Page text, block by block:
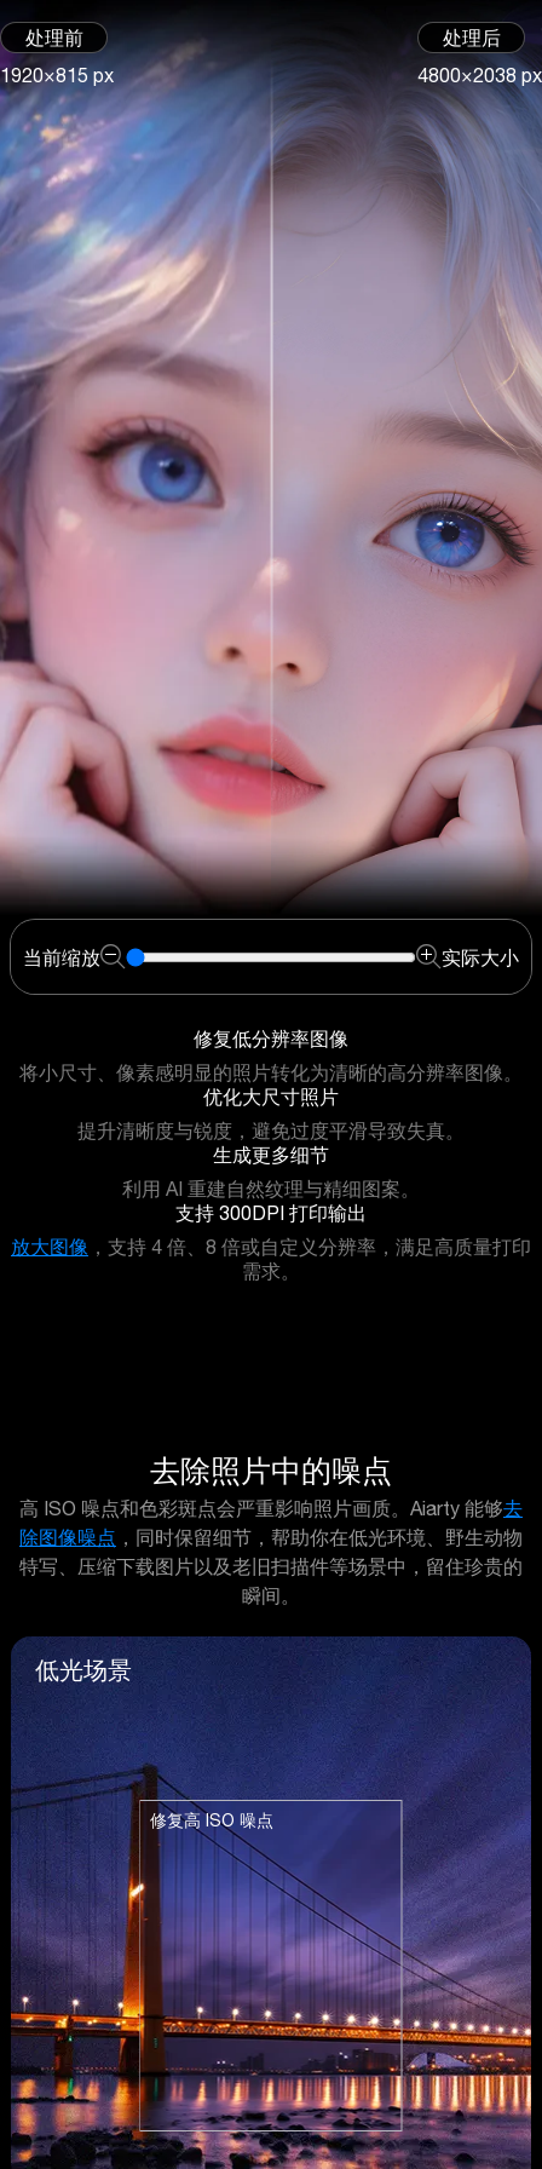
处理前
1920×815 px
处理后
4800×2038 px
当前缩放 实际大小
修复低分辨率图像
将小尺寸、像素感明显的照片转化为清晰的高分辨率图像。
优化大尺寸照片
提升清晰度与锐度，避免过度平滑导致失真。
生成更多细节
利用 AI 重建自然纹理与精细图案。
支持 300DPI 打印输出
放大图像 ，支持 4 倍、8 倍或自定义分辨率，满足高质量打印
需求。
去除照片中的噪点
高 ISO 噪点和色彩斑点会严重影响照片画质。Aiarty 能够去
除图像噪点 ，同时保留细节，帮助你在低光环境、野生动物
特写、压缩下载图片以及老旧扫描件等场景中，留住珍贵的
瞬间。
低光场景
修复高 ISO 噪点